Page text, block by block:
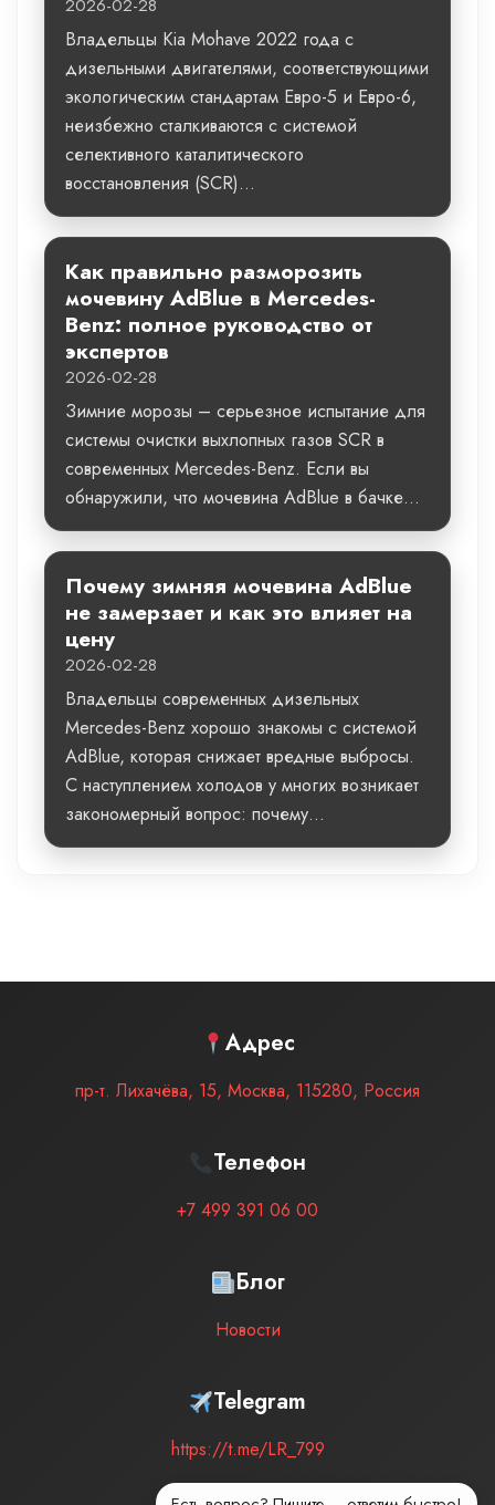
2026-02-28
Владельцы Kia Mohave 2022 года с
дизельными двигателями, соответствующими
экологическим стандартам Евро-5 и Евро-6,
неизбежно сталкиваются с системой
селективного каталитического
восстановления (SCR)...
Как правильно разморозить
мочевину AdBlue в Mercedes-
Benz: полное руководство от
экспертов
2026-02-28
Зимние морозы – серьезное испытание для
системы очистки выхлопных газов SCR в
современных Mercedes-Benz. Если вы
обнаружили, что мочевина AdBlue в бачке...
Почему зимняя мочевина AdBlue
не замерзает и как это влияет на
цену
2026-02-28
Владельцы современных дизельных
Mercedes-Benz хорошо знакомы с системой
AdBlue, которая снижает вредные выбросы.
С наступлением холодов у многих возникает
закономерный вопрос: почему...
Адрес
пр-т. Лихачёва, 15, Москва, 115280, Россия
Телефон
+7 499 391 06 00
Блог
Новости
Telegram
https://t.me/LR_799